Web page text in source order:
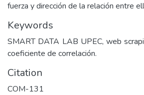
fuerza y dirección de la relación entre
Keywords
SMART DATA LAB UPEC, web
coeficiente de correlación.
Citation
COM-131